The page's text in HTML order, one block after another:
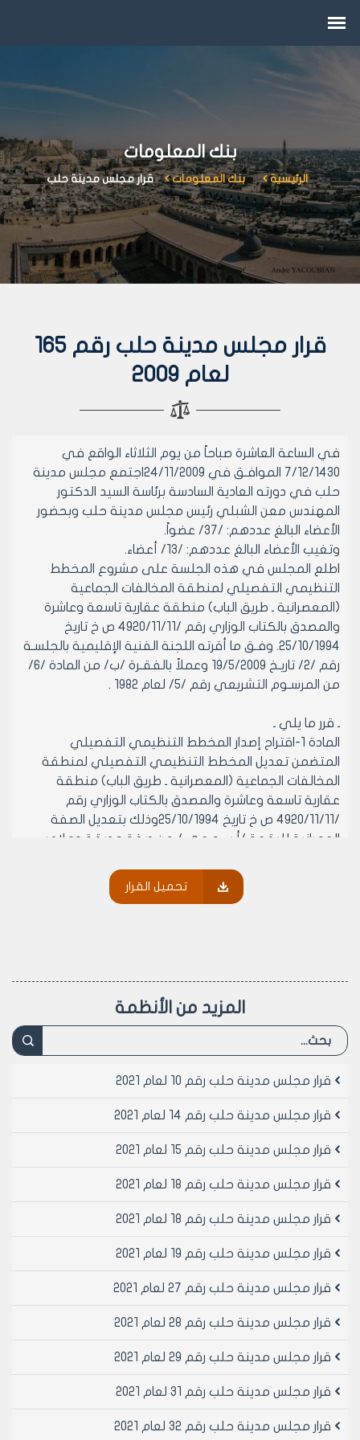
بنك المعلومات
الرئيسية بنك المعلومات قرار مجلس مدينة حلب
قرار مجلس مدينة حلب رقم 165
لعام 2009
في الساعة العاشرة صباحاً من يوم الثلاثاء الواقع في
7/12/1430 الموافـق في 24/11/2009اجتمع مجلس مدينة
حلب في دورته العادية السادسة برئاسة السيد الدكتور
المهندس معن الشبلي رئيس مجلس مدينة حلب وبحضور
الأعضاء البالغ عددهم: /37/ عضواً.
وتغيب الأعضاء البالغ عددهم: /13/ أعضاء.
اطلع المجلس في هذه الجلسة على مشروع المخطط
التنظيمي التفصيلي لمنطقة المخالفات الجماعية
(المعصرانية ـ طريق الباب) منطقة عقارية تاسعة وعاشرة
والمصدق بالكتاب الوزاري رقم /4920/11/11 ص خ تاريخ
25/10/1994. وفـق ما أقرته اللجنة الفنية الإقليمية بالجلسـة
رقم /2/ تاريـخ 19/5/2009 وعملاً بالفقـرة /ب/ من المادة /6/
من المرسـوم التشريعي رقم /5/ لعام 1982 .
ـ قرر ما يلي ـ
المادة 1-اقتراح إصدار المخطط التنظيمي التفصيلي
المتضمن تعديل المخطط التنظيمي التفصيلي لمنطقة
المخالفات الجماعية (المعصرانية ـ طريق الباب) منطقة
عقارية تاسعة وعاشرة والمصدق بالكتاب الوزاري رقم
/4920/11/11 ص خ تاريخ 25/10/1994وذلك بتعديل الصفة
العمرانية للبقعة /أ ب ج د هـ / من صفة حديقة وملاعب
المادة 2-رفع هذا القرار إلى المكتب التنفيذي لمجلس
المحافظة لإصدار المخطط أصولاً .
تحميل القرار
المزيد من الأنظمة
قرار مجلس مدينة حلب رقم 10 لعام 2021
قرار مجلس مدينة حلب رقم 14 لعام 2021
قرار مجلس مدينة حلب رقم 15 لعام 2021
قرار مجلس مدينة حلب رقم 18 لعام 2021
قرار مجلس مدينة حلب رقم 18 لعام 2021
قرار مجلس مدينة حلب رقم 19 لعام 2021
قرار مجلس مدينة حلب رقم 27 لعام 2021
قرار مجلس مدينة حلب رقم 28 لعام 2021
قرار مجلس مدينة حلب رقم 29 لعام 2021
قرار مجلس مدينة حلب رقم 31 لعام 2021
قرار مجلس مدينة حلب رقم 32 لعام 2021